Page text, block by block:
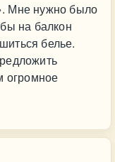
Мне нужно было
на балкон
белье.
огромное